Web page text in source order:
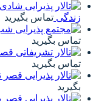
زندگی تماس بگیرید
تماس بگیرید
تماس بگیرید
بگیرید